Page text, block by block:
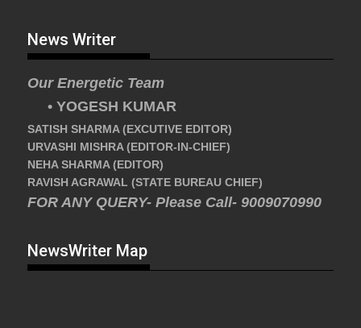
News Writer
Our Energetic Team
• YOGESH KUMAR
SATISH SHARMA (EXCUTIVE EDITOR)
URVASHI MISHRA (EDITOR-IN-CHIEF)
NEHA SHARMA (EDITOR)
RAVISH AGRAWAL (STATE BUREAU CHIEF)
FOR ANY QUERY- Please Call- 9009070990
NewsWriter Map